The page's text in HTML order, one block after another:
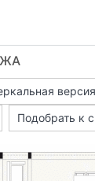
версия
Подобрать к